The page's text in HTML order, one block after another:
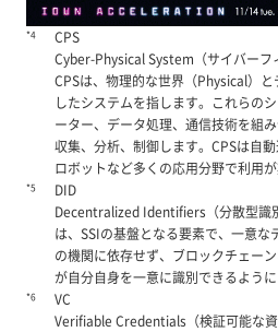
*4
CPS
Cyber-Physical System（サイバーフ
CPSは、物理的な世界（Physical）
したシステムを指します。これらの
ーター、データ処理、通信技術を組
収集、分析、制御します。CPSは自
ロボットなど多くの応用分野で利用が
*5
DID
Decentralized Identifiers（分散型識
は、SSIの基盤となる要素で、一意
の機関に依存せず、ブロックチェー
が自分自身を一意に識別できるように
*6
VC
Verifiable Credentials（検証可能な